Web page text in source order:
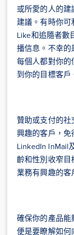
或所愛的人的
建議。有時你可
Like和追隨者數
播信息。不幸
每個人都對你
到你的目標客戶
贊助或支付的
興趣的客戶，
LinkedIn InMail
齡和性別收窄
業務有興趣的客
確保你的產品能
便是要瞭解如